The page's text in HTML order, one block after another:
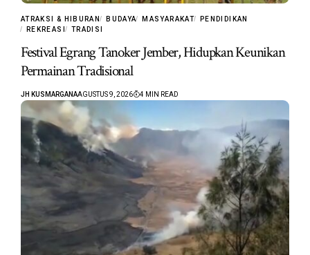
ATRAKSI & HIBURAN BUDAYA MASYARAKAT
PENDIDIKAN
REKREASI
TRADISI
Festival Egrang Tanoker Jember, Hidupkan Keunikan
Permainan Tradisional
JH KUSMARGANAAGUSTUS 9, 2026 4 MIN READ